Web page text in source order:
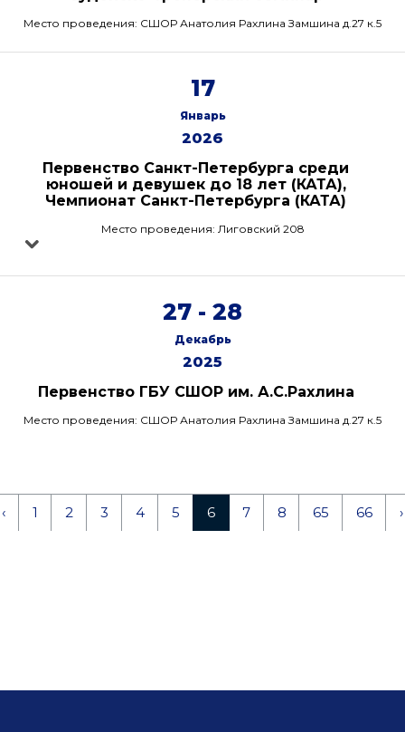
Место проведения: СШОР Анатолия Рахлина Замшина д.27 к.5
17
Январь
2026
Первенство Санкт-Петербурга среди
юношей и девушек до 18 лет (КАТА),
Чемпионат Санкт-Петербурга (КАТА)
Место проведения: Лиговский 208
27 - 28
Декабрь
2025
Первенство ГБУ СШОР им. А.С.Рахлина
Место проведения: СШОР Анатолия Рахлина Замшина д.27 к.5
‹ 1 2 3 4 5 6 7 8 65 66 ›